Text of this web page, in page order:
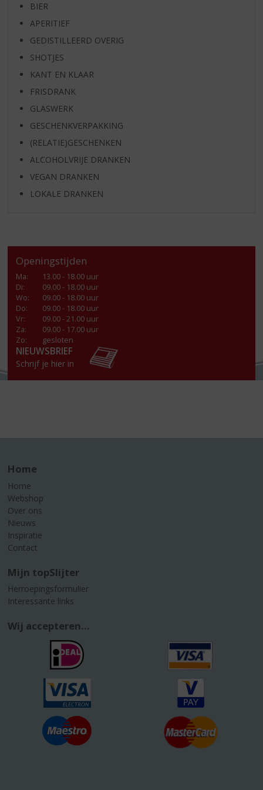
BIER
APERITIEF
GEDISTILLEERD OVERIG
SHOTJES
KANT EN KLAAR
FRISDRANK
GLASWERK
GESCHENKVERPAKKING
(RELATIE)GESCHENKEN
ALCOHOLVRIJE DRANKEN
VEGAN DRANKEN
LOKALE DRANKEN
Openingstijden
Ma:
13.00 - 18.00 uur
Di:
09.00 - 18.00 uur
Wo:
09.00 - 18.00 uur
Do:
09.00 - 18.00 uur
Vr:
09.00 - 21.00 uur
Za:
09.00 - 17.00 uur
Zo:
gesloten
NIEUWSBRIEF
Schrijf je hier in
Home
Home
Webshop
Over ons
Nieuws
Inspiratie
Contact
Mijn topSlijter
Herroepingsformulier
Interessante links
Wij accepteren...